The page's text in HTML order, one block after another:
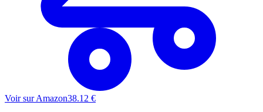
Voir sur Amazon38.12 €